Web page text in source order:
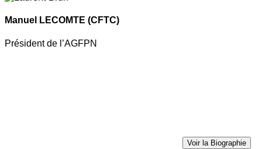
Manuel LECOMTE (CFTC)
Président de l’AGFPN
Voir la Biographie